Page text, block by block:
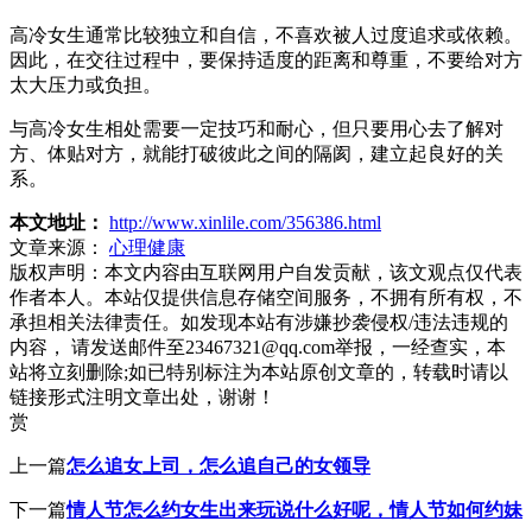
高冷女生通常比较独立和自信，不喜欢被人过度追求或依赖。
因此，在交往过程中，要保持适度的距离和尊重，不要给对方
太大压力或负担。
与高冷女生相处需要一定技巧和耐心，但只要用心去了解对
方、体贴对方，就能打破彼此之间的隔阂，建立起良好的关
系。
本文地址： http://www.xinlile.com/356386.html
文章来源：
心理健康
版权声明： 本文内容由互联网用户自发贡献，该文观点仅代表
作者本人。本站仅提供信息存储空间服务，不拥有所有权，不
承担相关法律责任。如发现本站有涉嫌抄袭侵权/违法违规的
内容， 请发送邮件至23467321@qq.com举报，一经查实，本
站将立刻删除;如已特别标注为本站原创文章的，转载时请以
链接形式注明文章出处，谢谢！
赏
上一篇怎么追女上司，怎么追自己的女领导
下一篇情人节怎么约女生出来玩说什么好呢，情人节如何约妹